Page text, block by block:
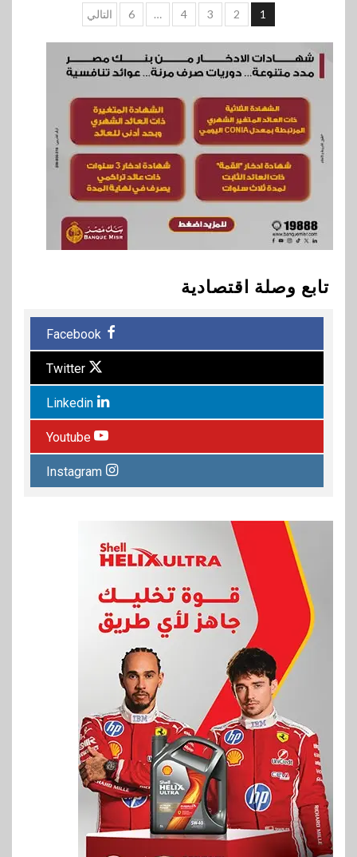
تعدد
صفحات
المقالات
1
2
3
4
…
6 التالي
تابع وصلة اقتصادية
Facebook
Twitter
Linkedin
Youtube
Instagram